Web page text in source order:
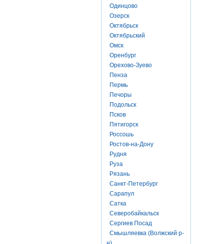
Одинцово
Озерск
Октябрьск
Октябрьский
Омск
Оренбург
Орехово-Зуево
Пенза
Пермь
Печоры
Подольск
Псков
Пятигорск
Россошь
Ростов-на-Дону
Рудня
Руза
Рязань
Санкт-Петербург
Сарапул
Сатка
Северобайкальск
Сергиев Посад
Смышляевка (Волжский р-